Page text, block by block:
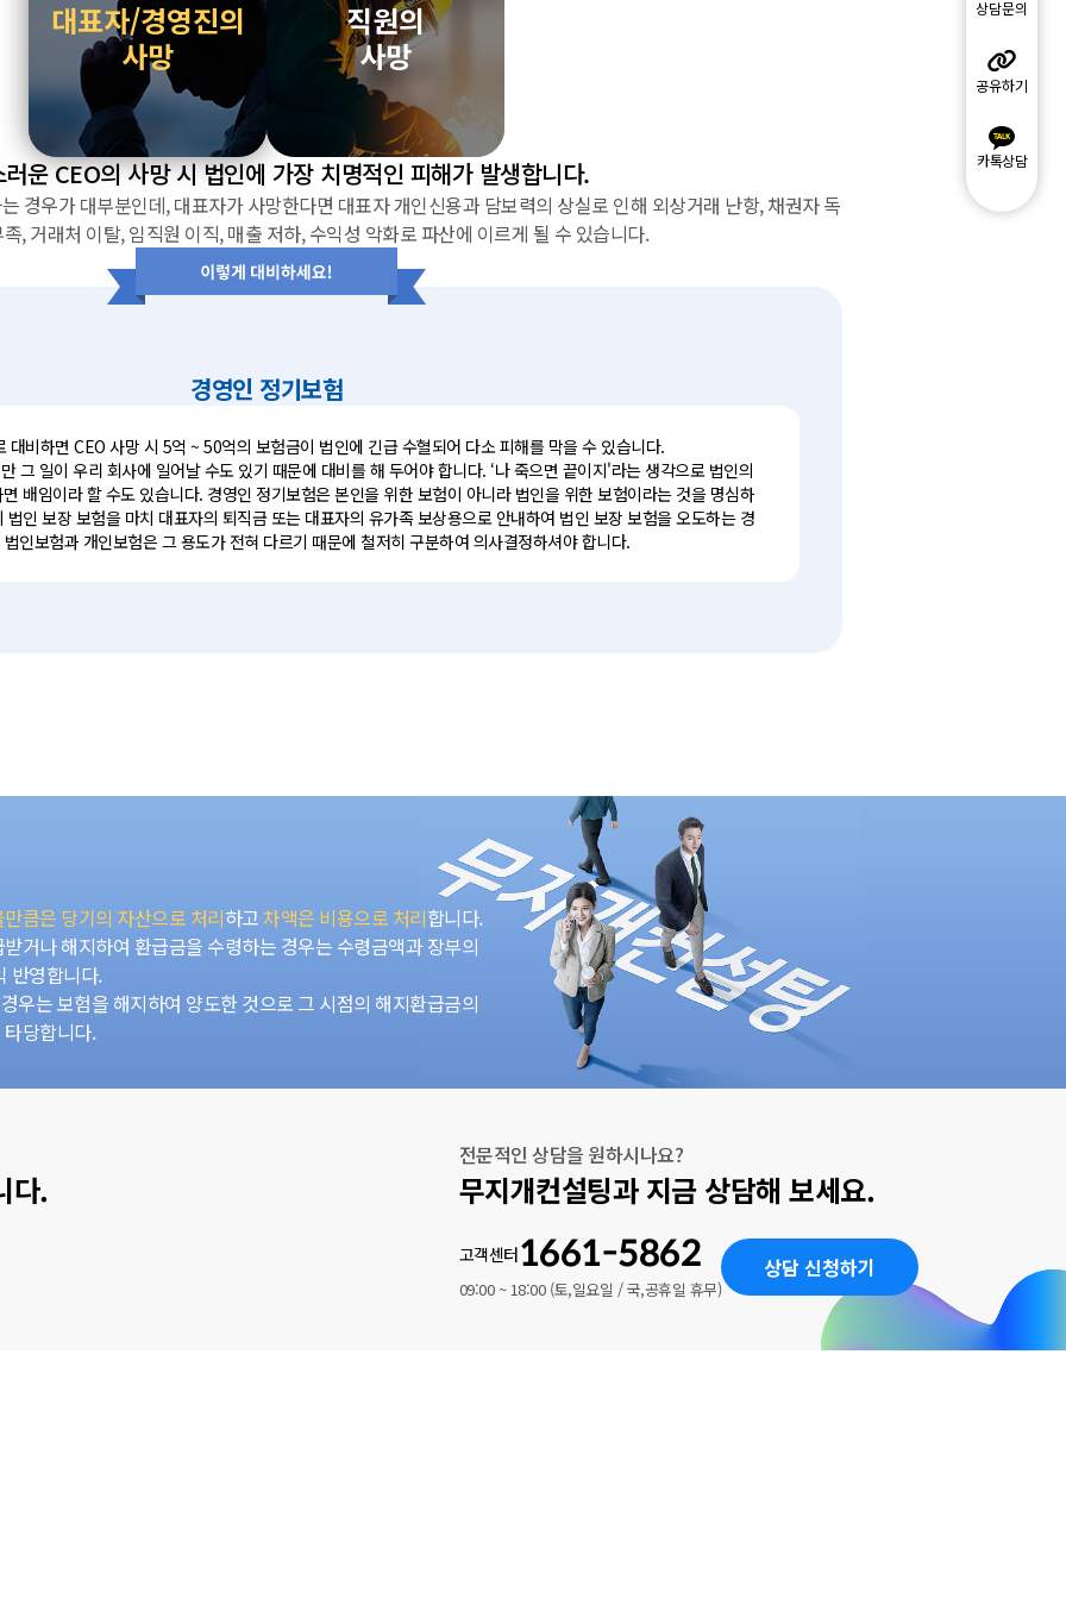
상담문의
공유하기
카톡상담
대표자/경영진의
사망
직원의
사망
운 CEO의 사망 시 법인에 가장 치명적인 피해가 발생합니다.
경우가 대부분인데, 대표자가 사망한다면 대표자 개인신용과 담보력의 상실로 인해 외상거래 난항, 채권자 독
, 거래처 이탈, 임직원 이직, 매출 저하, 수익성 악화로 파산에 이르게 될 수 있습니다.
경영인 정기보험
대비하면 CEO 사망 시 5억 ~ 50억의 보험금이 법인에 긴급 수혈되어 다소 피해를 막을 수 있습니다.
그 일이 우리 회사에 일어날 수도 있기 때문에 대비를 해 두어야 합니다. ‘나 죽으면 끝이지'라는 생각으로 법인의
배임이라 할 수도 있습니다. 경영인 정기보험은 본인을 위한 보험이 아니라 법인을 위한 보험이라는 것을 명심하
인 보장 보험을 마치 대표자의 퇴직금 또는 대표자의 유가족 보상용으로 안내하여 법인 보장 보험을 오도하는 경
인보험과 개인보험은 그 용도가 전혀 다르기 때문에 철저히 구분하여 의사결정하셔야 합니다.
큼은 당기의 자산으로 처리하고차액은 비용으로 처리합니다.
거나 해지하여 환급금을 수령하는 경우는 수령금액과 장부의
반영합니다.
우는 보험을 해지하여 양도한 것으로 그 시점의 해지환급금의
당합니다.
다.
전문적인 상담을 원하시나요?
무지개컨설팅과 지금 상담해 보세요.
고객센터1661-5862
09:00 ~ 18:00 (토,일요일 / 국,공휴일 휴무)
상담 신청하기